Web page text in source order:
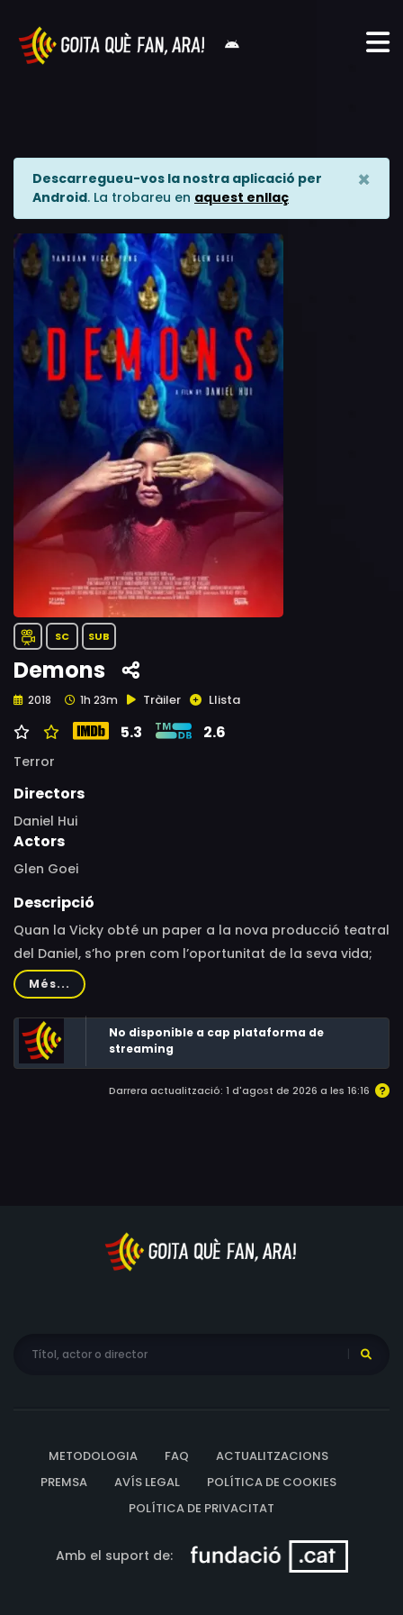
Descarregueu-vos la nostra aplicació per
Android. La trobareu en aquest enllaç
×
SC SUB
Demons
2018 1h 23m Tràiler Llista
5.3 2.6
Terror
Directors
Daniel Hui
Actors
Glen Goei
Descripció
Quan la Vicky obté un paper a la nova producció teatral
del Daniel, s’ho pren com l’oportunitat de la seva vida;
però això serà el començament d’un abús sistemàtic
per part del Daniel. Desprotegida per part del seu
entorn, la Vicky decidirà que només ella pot intervenir en
l’assumpte. Una sàtira de terror, sobre el poder, l’art i la
violència sistèmica que amaga la societat.
Més...
No disponible a cap plataforma de
streaming
Darrera actualització: 1 d'agost de 2026 a les 16:16
METODOLOGIA FAQ
ACTUALITZACIONS
PREMSA
AVÍS LEGAL
POLÍTICA DE COOKIES
POLÍTICA DE PRIVACITAT
Amb el suport de: